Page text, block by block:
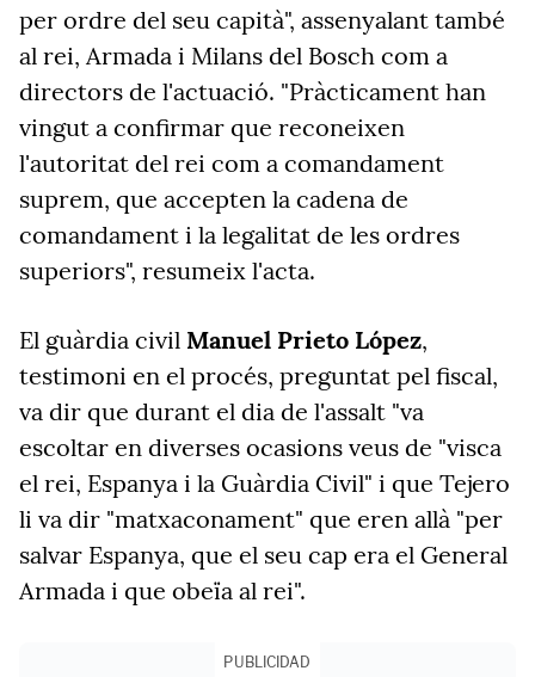
per ordre del seu capità", assenyalant també
al rei, Armada i Milans del Bosch com a
directors de l'actuació. "Pràcticament han
vingut a confirmar que reconeixen
l'autoritat del rei com a comandament
suprem, que accepten la cadena de
comandament i la legalitat de les ordres
superiors", resumeix l'acta.
El guàrdia civil Manuel Prieto López,
testimoni en el procés, preguntat pel fiscal,
va dir que durant el dia de l'assalt "va
escoltar en diverses ocasions veus de "visca
el rei, Espanya i la Guàrdia Civil" i que Tejero
li va dir "matxaconament" que eren allà "per
salvar Espanya, que el seu cap era el General
Armada i que obeïa al rei".
PUBLICIDAD